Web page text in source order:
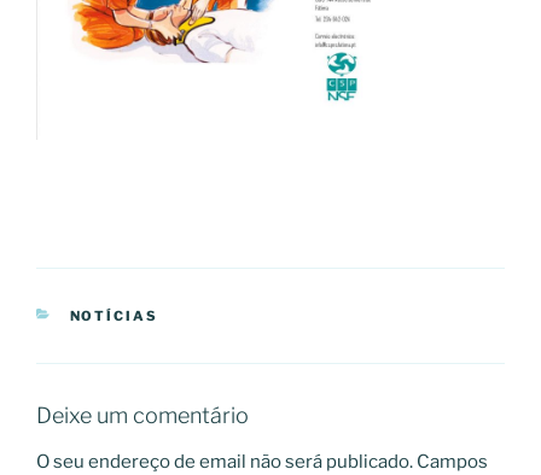
CATEGORIAS
NOTÍCIAS
Deixe um comentário
O seu endereço de email não será publicado. Campos